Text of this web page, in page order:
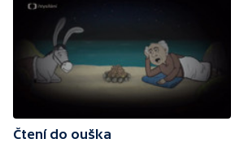
Čtení do ouška